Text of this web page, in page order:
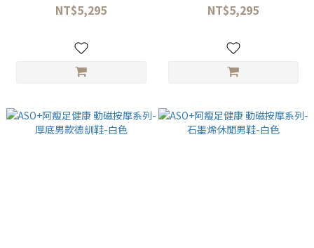
NT$5,295 NT$5,295